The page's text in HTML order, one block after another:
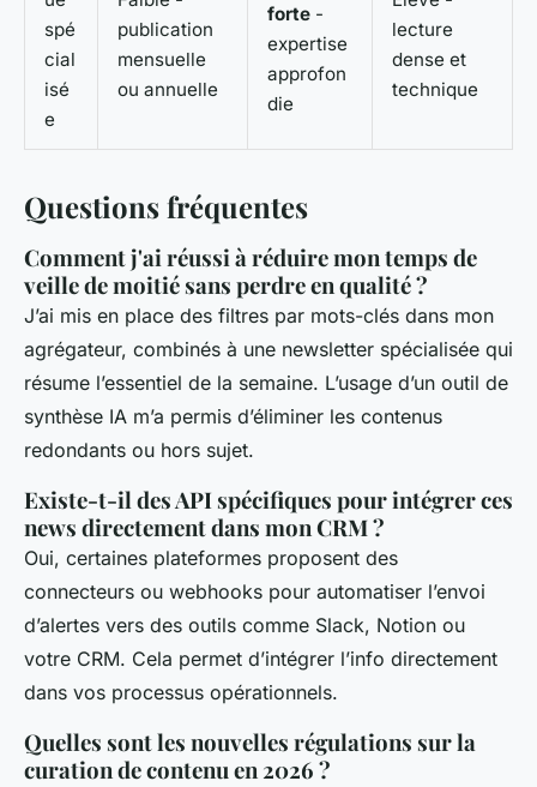
spé
cial
isé
e
publication
mensuelle
ou annuelle
forte -
expertise
approfon
die
lecture
dense et
technique
Questions fréquentes
Comment j'ai réussi à réduire mon temps de
veille de moitié sans perdre en qualité ?
J’ai mis en place des filtres par mots-clés dans mon
agrégateur, combinés à une newsletter spécialisée qui
résume l’essentiel de la semaine. L’usage d’un outil de
synthèse IA m’a permis d’éliminer les contenus
redondants ou hors sujet.
Existe-t-il des API spécifiques pour intégrer ces
news directement dans mon CRM ?
Oui, certaines plateformes proposent des
connecteurs ou webhooks pour automatiser l’envoi
d’alertes vers des outils comme Slack, Notion ou
votre CRM. Cela permet d’intégrer l’info directement
dans vos processus opérationnels.
Quelles sont les nouvelles régulations sur la
curation de contenu en 2026 ?